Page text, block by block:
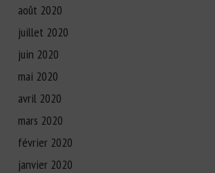
août 2020
juillet 2020
juin 2020
mai 2020
avril 2020
mars 2020
février 2020
janvier 2020